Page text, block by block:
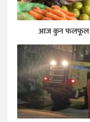
आज कुन फलफूल